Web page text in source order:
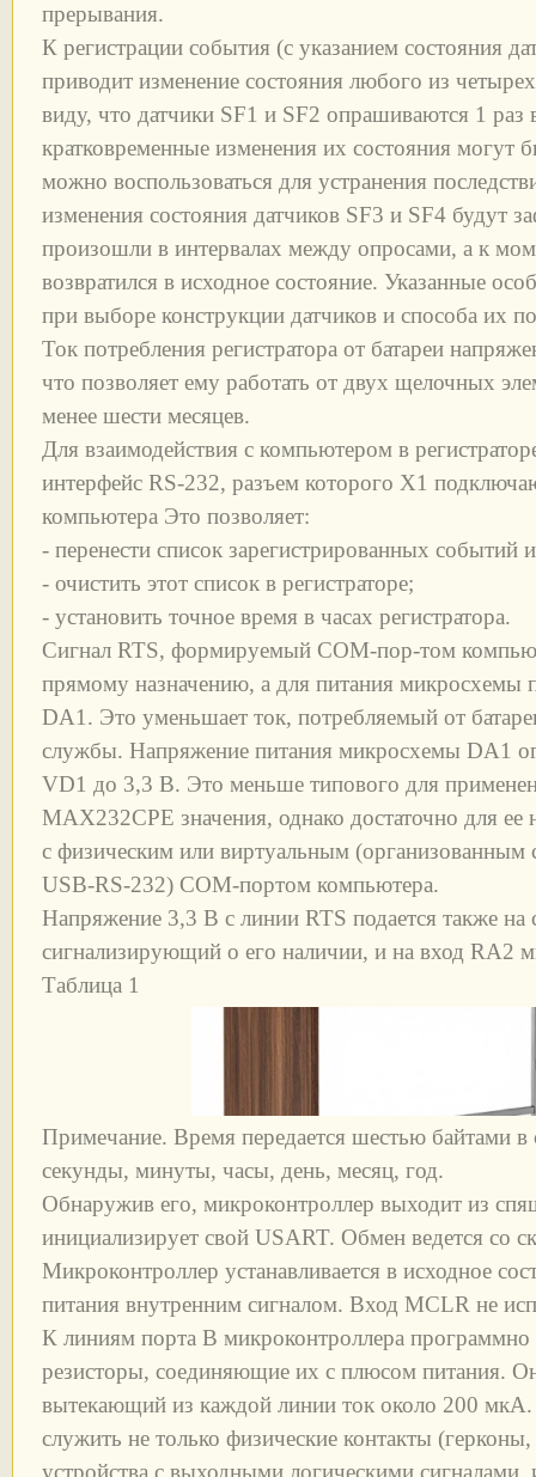
прерывания.
К регистрации события (с указанием состояния
приводит изменение состояния любого из
виду, что датчики SF1 и SF2 опрашиваются 1 раз
кратковременные изменения их состояния
можно воспользоваться для устранения
изменения состояния датчиков SF3 и SF4 будут
произошли в интервалах между опросами, а к
возвратился в исходное состояние. Указанные
при выборе конструкции датчиков и способа их
Ток потребления регистратора от батареи
что позволяет ему работать от двух щелочных
менее шести месяцев.
Для взаимодействия с компьютером в
интерфейс RS-232, разъем которого Х1
компьютера Это позволяет:
- перенести список зарегистрированных событий
- очистить этот список в регистраторе;
- установить точное время в часах регистратора.
Сигнал RTS, формируемый СОМ-пор-том
прямому назначению, а для питания микросхемы
DA1. Это уменьшает ток, потребляемый от
службы. Напряжение питания микросхемы DA1
VD1 до 3,3 В. Это меньше типового для
МАХ232СРЕ значения, однако достаточно для ее
с физическим или виртуальным (организованным
USB-RS-232) СОМ-портом компьютера.
Напряжение 3,3 В с линии RTS подается также на
сигнализирующий о его наличии, и на вход RA2
Таблица 1
Примечание. Время передается шестью байтами
секунды, минуты, часы, день, месяц, год.
Обнаружив его, микроконтроллер выходит из
инициализирует свой USART. Обмен ведется со
Микроконтроллер устанавливается в исходное
питания внутренним сигналом. Вход MCLR не
К линиям порта В микроконтроллера
резисторы, соединяющие их с плюсом питания.
вытекающий из каждой линии ток около 200
служить не только физические контакты
устройства с выходными логическими